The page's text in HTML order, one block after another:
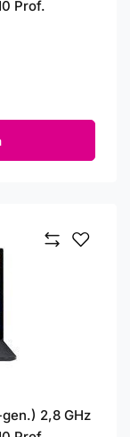
Prof.
2,8 GHz